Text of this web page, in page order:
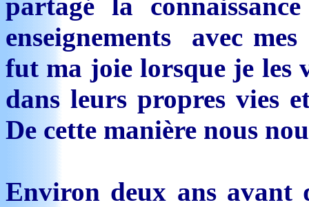
enseignements avec
fut ma joie lorsque je les
dans leurs propres vies
De cette manière nous
Environ deux ans